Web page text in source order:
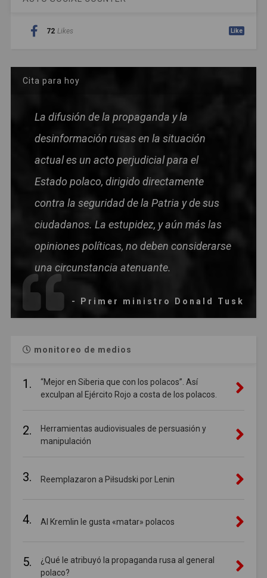
72 Likes Like
Cita para hoy
La difusión de la propaganda y la
desinformación rusas en la situación
actual es un acto perjudicial para el
Estado polaco, dirigido directamente
contra la seguridad de la Patria y de sus
ciudadanos. La estupidez, y aún más las
opiniones políticas, no deben considerarse
una circunstancia atenuante.
- Primer ministro Donald Tusk
monitoreo de medios
1.
“Mejor en Siberia que con los polacos”. Así
exculpan al Ejército Rojo a costa de los polacos.
2.
Herramientas audiovisuales de persuasión y
manipulación
3. Reemplazaron a Piłsudski por Lenin
4. Al Kremlin le gusta «matar» polacos
5.
¿Qué le atribuyó la propaganda rusa al general
polaco?